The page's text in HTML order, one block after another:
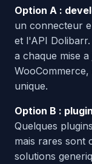
Option A :
un connecteur
et l'API
a chaque mise
unique.
Option B :
Quelques
mais rares sont
solutions